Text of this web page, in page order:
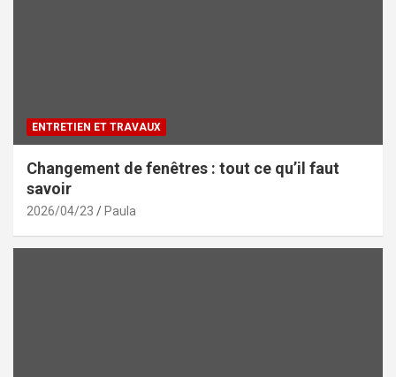
ENTRETIEN ET TRAVAUX
Changement de fenêtres : tout ce qu’il faut
savoir
2026/04/23 Paula